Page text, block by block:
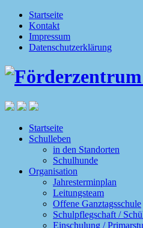
Startseite
Kontakt
Impressum
Datenschutzerklärung
Startseite
Schulleben
in den Standorten
Schulhunde
Organisation
Jahresterminplan
Leitungsteam
Offene Ganztagsschule
Schulpflegschaft /
Einschulung /